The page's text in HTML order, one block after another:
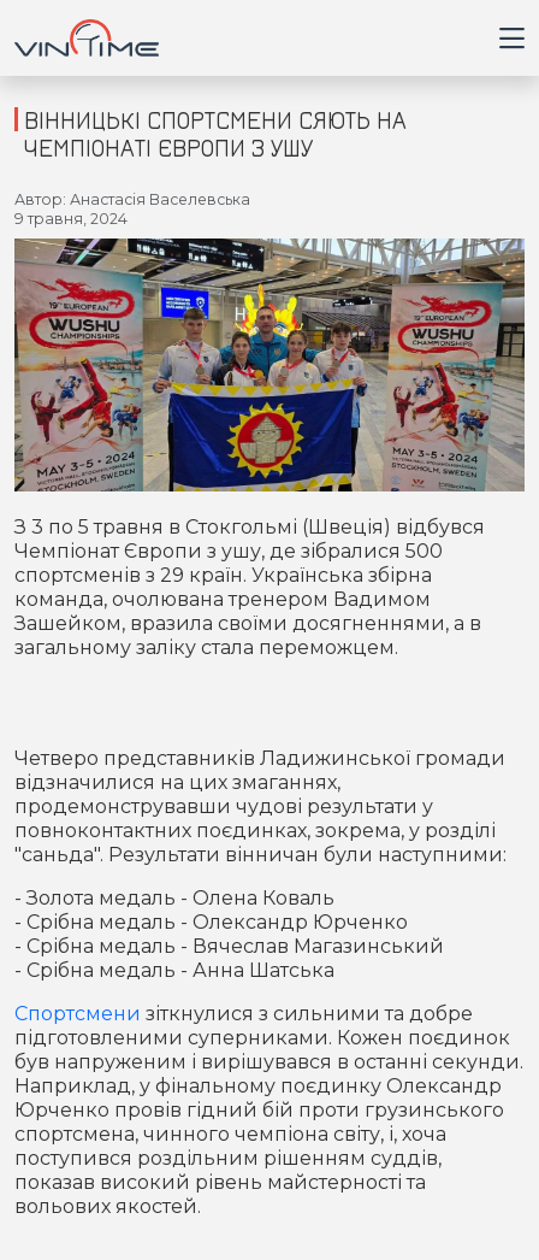
Головна
Війна
Новини
Кримінал
Здоров'я
Приватна думка
В кулуарах
Місто
Життя
Партнери
Спорт
Футбол
Контакти
Підписатись на нас у Telegram
ВІННИЦЬКІ СПОРТСМЕНИ СЯЮТЬ НА
ЧЕМПІОНАТІ ЄВРОПИ З УШУ
Автор: Анастасія Васелевська
9 травня, 2024
З 3 по 5 травня в Стокгольмі (Швеція) відбувся
Чемпіонат Європи з ушу, де зібралися 500
спортсменів з 29 країн. Українська збірна
команда, очолювана тренером Вадимом
Зашейком, вразила своїми досягненнями, а в
загальному заліку стала переможцем.
Четверо представників Ладижинської громади
відзначилися на цих змаганнях,
продемонструвавши чудові результати у
повноконтактних поєдинках, зокрема, у розділі
"саньда". Результати вінничан були наступними:
- Золота медаль - Олена Коваль
- Срібна медаль - Олександр Юрченко
- Срібна медаль - Вячеслав Магазинський
- Срібна медаль - Анна Шатська
Спортсмени зіткнулися з сильними та добре
підготовленими суперниками. Кожен поєдинок
був напруженим і вирішувався в останні секунди.
Наприклад, у фінальному поєдинку Олександр
Юрченко провів гідний бій проти грузинського
спортсмена, чинного чемпіона світу, і, хоча
поступився роздільним рішенням суддів,
показав високий рівень майстерності та
вольових якостей.